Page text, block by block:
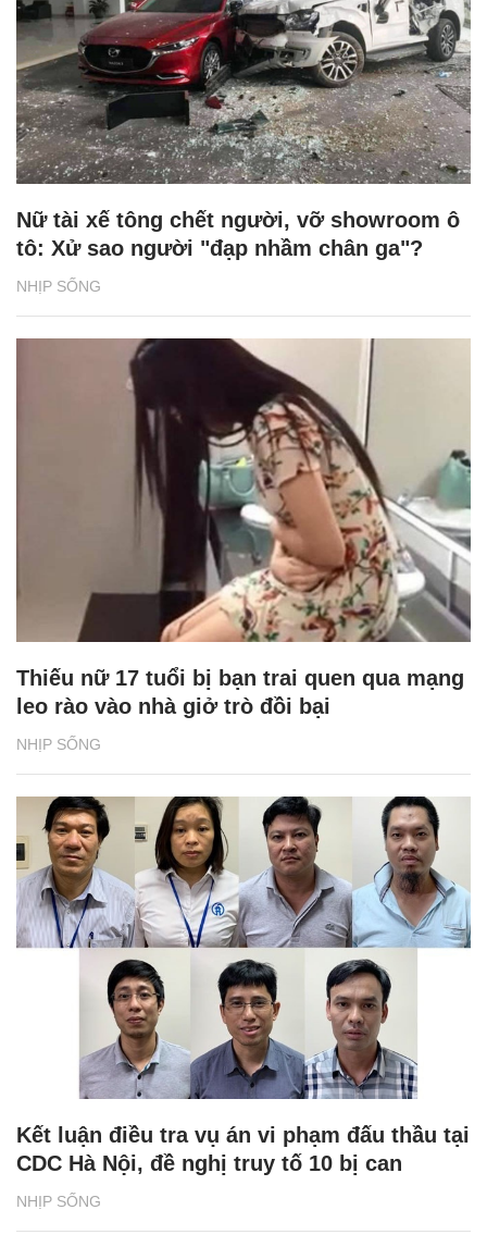
NHỊP SỐNG
Nữ tài xế tông chết người, vỡ showroom ô
tô: Xử sao người "đạp nhầm chân ga"?
NHỊP SỐNG
Thiếu nữ 17 tuổi bị bạn trai quen qua mạng
leo rào vào nhà giở trò đồi bại
NHỊP SỐNG
Kết luận điều tra vụ án vi phạm đấu thầu tại
CDC Hà Nội, đề nghị truy tố 10 bị can